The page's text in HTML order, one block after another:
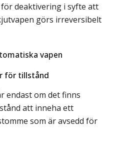
deaktivering i syfte att
görs irreversibelt
vapen
för tillstånd
endast om det finns
att inneha ett
som är avsedd för